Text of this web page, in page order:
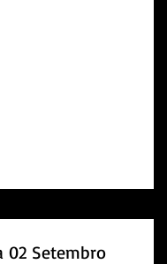
02 Setembro